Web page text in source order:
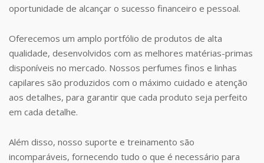
oportunidade de alcançar o sucesso financeiro e pessoal.
Oferecemos um amplo portfólio de produtos de alta
qualidade, desenvolvidos com as melhores matérias-primas
disponíveis no mercado. Nossos perfumes finos e linhas
capilares são produzidos com o máximo cuidado e atenção
aos detalhes, para garantir que cada produto seja perfeito
em cada detalhe.
Além disso, nosso suporte e treinamento são
incomparáveis, fornecendo tudo o que é necessário para